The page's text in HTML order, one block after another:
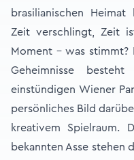
brasilianischen
Zeit verschlingt, Zeit
Moment – was stimmt?
Geheimnisse
einstündigen Wiener
persönliches Bild
kreativem Spielraum.
bekannten Asse stehen